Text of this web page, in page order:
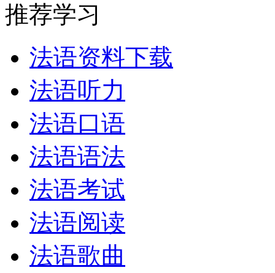
推荐学习
法语资料下载
法语听力
法语口语
法语语法
法语考试
法语阅读
法语歌曲